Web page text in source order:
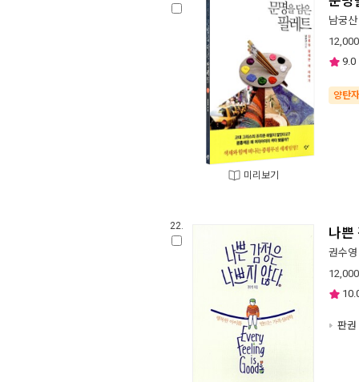
미리보기
남궁산
12,000
9.0
양탄
22. 나쁜
권수영
12,000
판권